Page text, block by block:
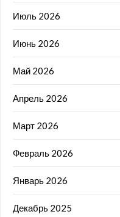
Июль 2026
Июнь 2026
Май 2026
Апрель 2026
Март 2026
Февраль 2026
Январь 2026
Декабрь 2025